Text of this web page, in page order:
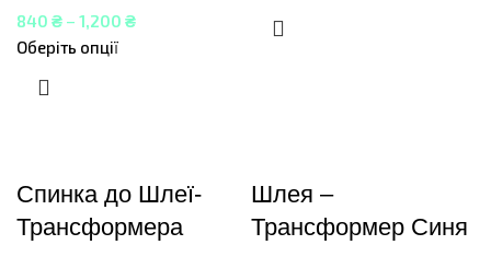
840 ₴ – 1,200 ₴
Оберіть опції
Спинка до Шлеї-
Трансформера
Шлея –
Трансформер Синя